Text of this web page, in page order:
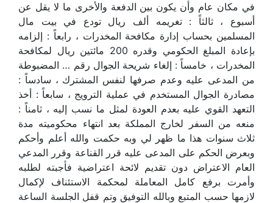
في مكان عام وأن يكون بين الدفعة والأخرى ما لا يقل عن
أسبوع ، ثالثاً : تغريمه ألف ريال تودع في بيت مال
المسلمين بحساب إدارة مكافحة المخدرات ، رابعاً : إلزامه
بإعادة المبلغ الحكومي وقدره 200 مائتين ريال لمكافحة
المخدرات ، خامساً : إلغاء شريحة الجوال رقم … المضبوطة
من المدعى عليه وعدم صرفها لنفس المشترك ، سادساً :
مصادرة الجوال المستخدم في عملية الترويج ، سابعاً : أخذ
التعهد القوي عليه بعدم العودة لمثل ما نسب إليه ، ثامناً :
منعه من السفر لخارج المملكة بعد انتهاء محكوميته مدة
ثلاث سنوات هذا ما ظهر لي وبه حكمت والله أعلم وأحكم
وبعرض الحكم على المدعى عليه قرر القناعة وقرر المدعي
العام الاعتراض دون تقديم لائحة اعتراضية فأجبته لطلبه
وأمرت برفع كامل المعاملة لمحكمة الاستئناف لإكمال
لازمها حسب المتبع وبالله التوفيق وتم قفل الجلسة الساعة